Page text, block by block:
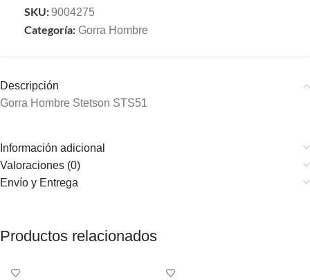
SKU:9004275
Categoría: Gorra Hombre
Descripción
Gorra Hombre Stetson STS51
Información adicional
Valoraciones (0)
Envío y Entrega
Productos relacionados